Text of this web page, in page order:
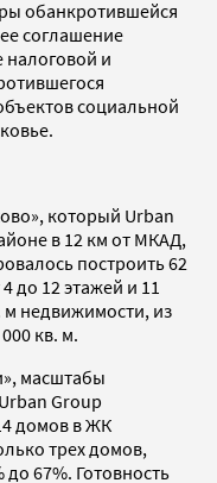
обанкротившейся
соглашение
налоговой и
социальной
который Urban
в 12 км от МКАД,
построить 62
до 12 этажей и 11
м недвижимости, из
кв. м.
масштабы
Group
домов в ЖК
трех домов,
до 67%. Готовность